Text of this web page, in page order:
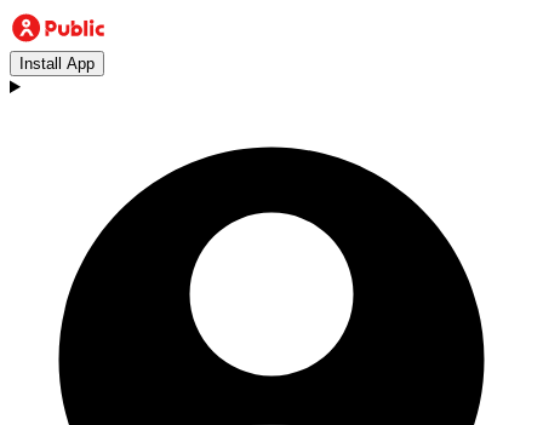
Install App